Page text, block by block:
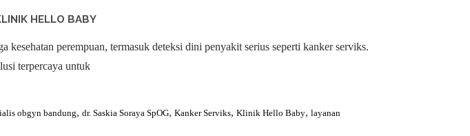
HELLO BABY
kesehatan perempuan, termasuk deteksi dini penyakit serius seperti kanker serviks.
terpercaya untuk
obgyn bandung, dr. Saskia Soraya SpOG, Kanker Serviks, Klinik Hello Baby, layanan